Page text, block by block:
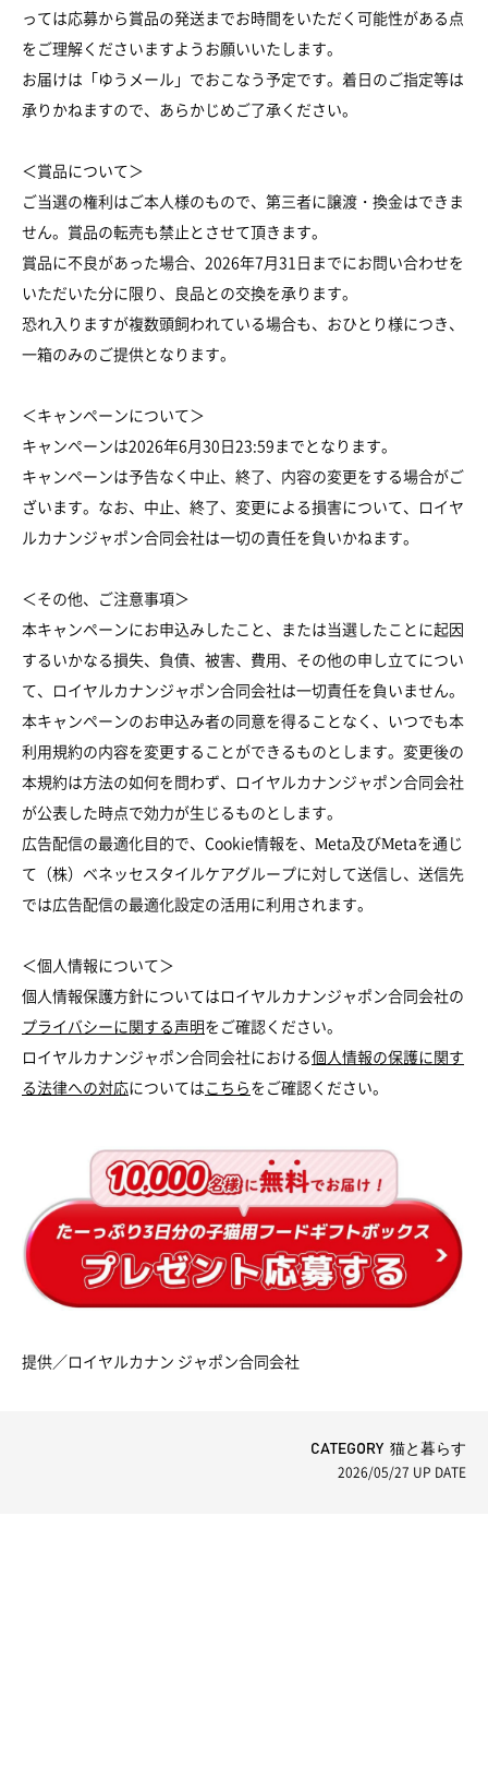
っては応募から賞品の発送までお時間をいただく可能性がある点
をご理解くださいますようお願いいたします。
お届けは「ゆうメール」でおこなう予定です。着日のご指定等は
承りかねますので、あらかじめご了承ください。
＜賞品について＞
ご当選の権利はご本人様のもので、第三者に譲渡・換金はできま
せん。賞品の転売も禁止とさせて頂きます。
賞品に不良があった場合、2026年7月31日までにお問い合わせを
いただいた分に限り、良品との交換を承ります。
恐れ入りますが複数頭飼われている場合も、おひとり様につき、
一箱のみのご提供となります。
＜キャンペーンについて＞
キャンペーンは2026年6月30日23:59までとなります。
キャンペーンは予告なく中止、終了、内容の変更をする場合がご
ざいます。なお、中止、終了、変更による損害について、ロイヤ
ルカナンジャポン合同会社は一切の責任を負いかねます。
＜その他、ご注意事項＞
本キャンペーンにお申込みしたこと、または当選したことに起因
するいかなる損失、負債、被害、費用、その他の申し立てについ
て、ロイヤルカナンジャポン合同会社は一切責任を負いません。
本キャンペーンのお申込み者の同意を得ることなく、いつでも本
利用規約の内容を変更することができるものとします。変更後の
本規約は方法の如何を問わず、ロイヤルカナンジャポン合同会社
が公表した時点で効力が生じるものとします。
広告配信の最適化目的で、Cookie情報を、Meta及びMetaを通じ
て（株）ベネッセスタイルケアグループに対して送信し、送信先
では広告配信の最適化設定の活用に利用されます。
＜個人情報について＞
個人情報保護方針についてはロイヤルカナンジャポン合同会社の
プライバシーに関する声明をご確認ください。
ロイヤルカナンジャポン合同会社における個人情報の保護に関す
る法律への対応についてはこちらをご確認ください。
提供／ロイヤルカナン ジャポン合同会社
CATEGORY 猫と暮らす
2026/05/27 UP DATE